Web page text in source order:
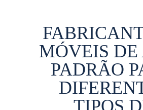
MÓVEIS DE
PADRÃO
TIPOS